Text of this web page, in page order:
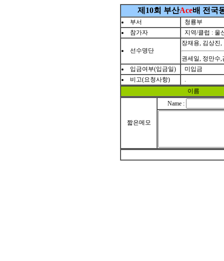
제10회 부산Ace배 전국
부서
청룡부
참가자
지역/클럽 : 울
선수명단
장재용, 김상진
권세일, 정만수,
입금여부(입금일)
미입금
비고(요청사항)
.
이름
짧은메모
Name :